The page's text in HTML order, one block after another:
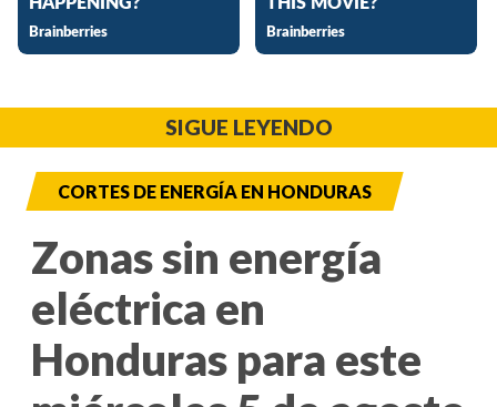
SIGUE LEYENDO
CORTES DE ENERGÍA EN HONDURAS
Zonas sin energía
eléctrica en
Honduras para este